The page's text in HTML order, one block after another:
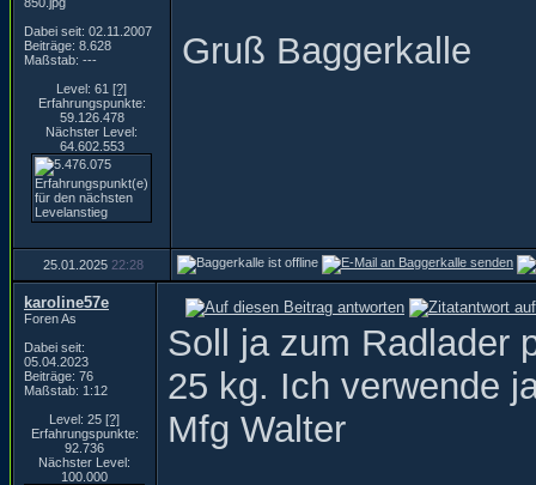
Dabei seit: 02.11.2007
Beiträge: 8.628
Maßstab: ---
Level: 61 [?]
Erfahrungspunkte:
59.126.478
Nächster Level:
64.602.553
Gruß Baggerkalle
25.01.2025 22:28
karoline57e
Foren As
Dabei seit:
05.04.2023
Beiträge: 76
Maßstab: 1:12
Level: 25 [?]
Erfahrungspunkte:
92.736
Nächster Level:
100.000
Soll ja zum Radlader
25 kg. Ich verwende
Mfg Walter